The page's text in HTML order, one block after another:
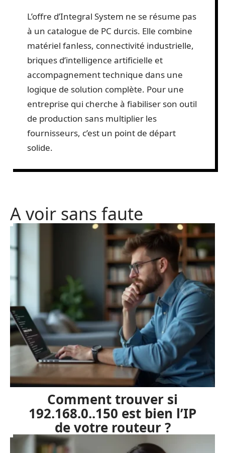
L’offre d’Integral System ne se résume pas
à un catalogue de PC durcis. Elle combine
matériel fanless, connectivité industrielle,
briques d’intelligence artificielle et
accompagnement technique dans une
logique de solution complète. Pour une
entreprise qui cherche à fiabiliser son outil
de production sans multiplier les
fournisseurs, c’est un point de départ
solide.
A voir sans faute
Comment trouver si
192.168.0..150 est bien l’IP
de votre routeur ?